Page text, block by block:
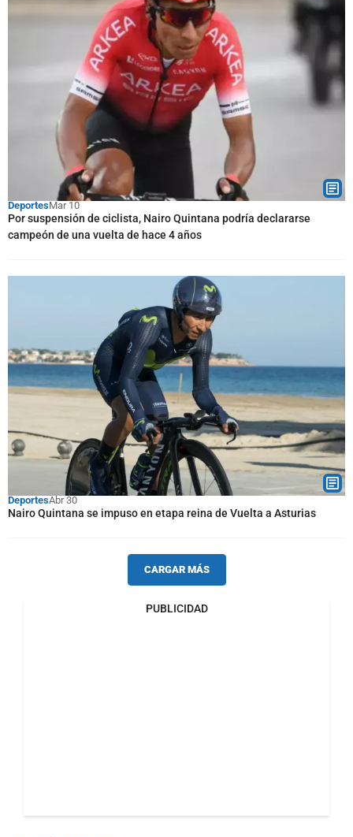
DeportesMar 10
Por suspensión de ciclista, Nairo Quintana podría declararse
campeón de una vuelta de hace 4 años
DeportesAbr 30
Nairo Quintana se impuso en etapa reina de Vuelta a Asturias
CARGAR MÁS
PUBLICIDAD